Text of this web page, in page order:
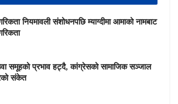
नियमावली संशोधनपछि म्याग्दीमा आमाको नामबाट
समूहको प्रभाव हट्दै, कांग्रेसको सामाजिक सञ्जाल
संकेत